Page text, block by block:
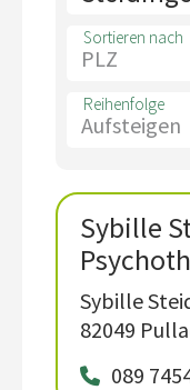
Sortieren nach
PLZ
Reihenfolge
Aufsteigen
Sybille
Sybille
82049
089